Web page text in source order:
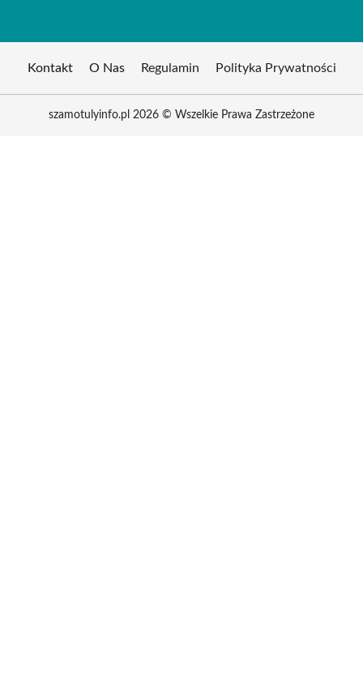
Kontakt O Nas Regulamin Polityka Prywatności
szamotulyinfo.pl 2026 © Wszelkie Prawa Zastrzeżone